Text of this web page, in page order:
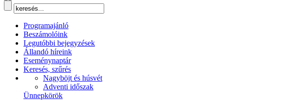
Programajánló
Beszámolóink
Legutóbbi bejegyzések
Állandó híreink
Eseménynaptár
Keresés, szűrés
Nagyböjt és húsvét
Adventi időszak
Ünnepkörök